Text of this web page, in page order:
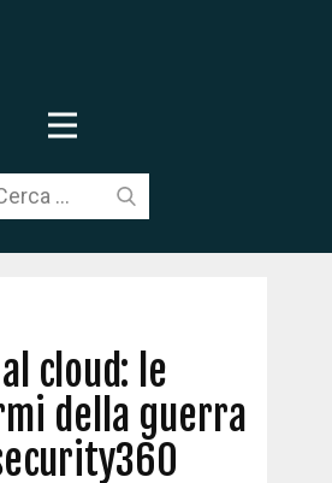
cloud: le
della guerra